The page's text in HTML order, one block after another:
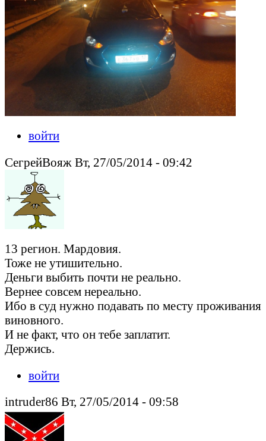
войти
СегрейВояж Вт, 27/05/2014 - 09:42
13 регион. Мардовия.
Тоже не утишительно.
Деньги выбить почти не реально.
Вернее совсем нереально.
Ибо в суд нужно подавать по месту проживания
виновного.
И не факт, что он тебе заплатит.
Держись.
войти
intruder86 Вт, 27/05/2014 - 09:58